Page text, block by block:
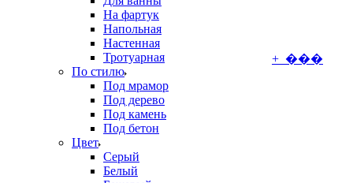
На фартук
Напольная
Настенная
Тротуарная
По стилю
Под мрамор
Под дерево
Под камень
Под бетон
Цвет
Серый
Белый
+ ���